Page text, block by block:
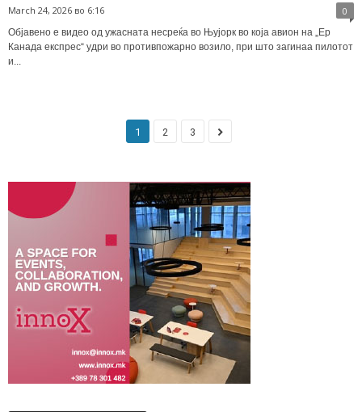
March 24, 2026 во 6:16 0
Објавено е видео од ужасната несреќа во Њујорк во која авион на „Ер
Канада експрес“ удри во противпожарно возило, при што загинаа пилотот
и...
1 2 3